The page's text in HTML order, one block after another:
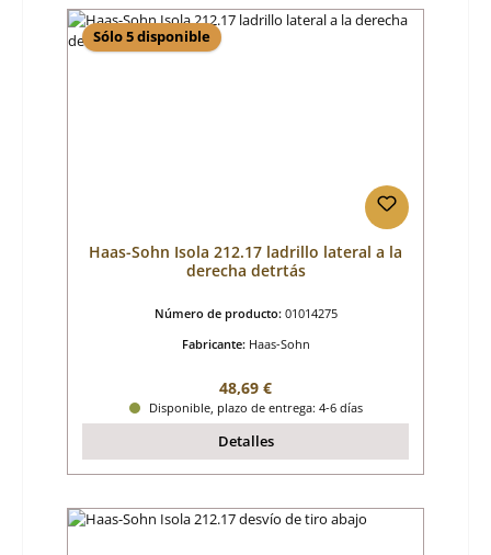
Sólo 5 disponible
Haas-Sohn Isola 212.17 ladrillo lateral a la
derecha detrtás
Número de producto: 01014275
Fabricante: Haas-Sohn
Precio normal:
48,69 €
Disponible, plazo de entrega: 4-6 días
Detalles